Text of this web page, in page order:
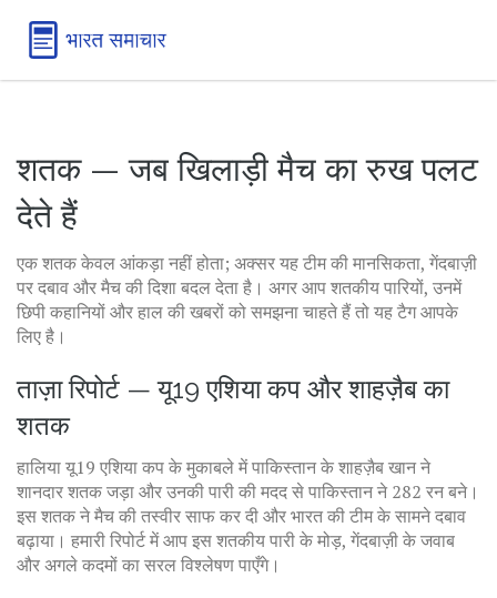
शतक — जब खिलाड़ी मैच का रुख पलट
देते हैं
एक शतक केवल आंकड़ा नहीं होता; अक्सर यह टीम की मानसिकता, गेंदबाज़ी
पर दबाव और मैच की दिशा बदल देता है। अगर आप शतकीय पारियों, उनमें
छिपी कहानियों और हाल की खबरों को समझना चाहते हैं तो यह टैग आपके
लिए है।
ताज़ा रिपोर्ट — यू19 एशिया कप और शाहज़ैब का
शतक
हालिया यू19 एशिया कप के मुकाबले में पाकिस्तान के शाहज़ैब खान ने
शानदार शतक जड़ा और उनकी पारी की मदद से पाकिस्तान ने 282 रन बने।
इस शतक ने मैच की तस्वीर साफ कर दी और भारत की टीम के सामने दबाव
बढ़ाया। हमारी रिपोर्ट में आप इस शतकीय पारी के मोड़, गेंदबाज़ी के जवाब
और अगले कदमों का सरल विश्लेषण पाएँगे।